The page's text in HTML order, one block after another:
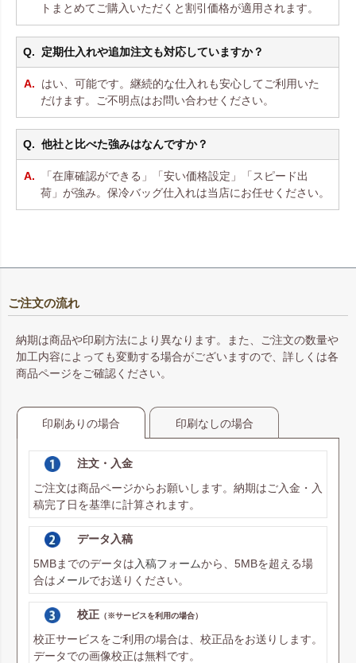
トまとめてご購入いただくと割引価格が適用されます。
定期仕入れや追加注文も対応していますか？
はい、可能です。継続的な仕入れも安心してご利用いた
だけます。ご不明点はお問い合わせください。
他社と比べた強みはなんですか？
「在庫確認ができる」「安い価格設定」「スピード出
荷」が強み。保冷バッグ仕入れは当店にお任せください。
ご注文の流れ
納期は商品や印刷方法により異なります。また、ご注文の数量や
加工内容によっても変動する場合がございますので、詳しくは各
商品ページをご確認ください。
印刷ありの場合 印刷なしの場合
注文・入金
ご注文は商品ページからお願いします。納期はご入金・入
稿完了日を基準に計算されます。
データ入稿
5MBまでのデータは 入稿フォームから、5MBを超える場
合は メールでお送りください。
校正 （※サービスを利用の場合）
校正サービスをご利用の場合は、校正品をお送りします。
データでの画像校正は無料です。